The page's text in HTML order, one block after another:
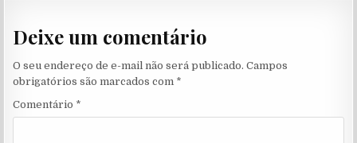
Deixe um comentário
O seu endereço de e-mail não será publicado. Campos
obrigatórios são marcados com *
Comentário *